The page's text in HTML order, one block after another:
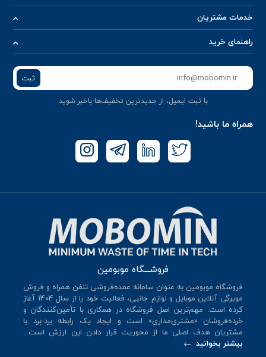
خدمات مشتریان
راهنمای خرید
ثبت
با ثبت ایمیل، از جدید‌ترین تخفیف‌ها با‌خبر شوید
همراه ما باشید!
فروشـــگاه موبومین
فروشگاه موبومین به عنوان سامانه عمده‌فروشی تلفن همراه و فروش
مویرگی آنلاین موبایل و لوازم جانبی، فعالیت خود را از سال 140۴ آغاز
کرده است. مهم‌ترین اصل فروشگاه در همکاری با تأمین‌کنندگان و
خرده‌فروشان «مشتری‌مداری» است و ایجاد یک رابطه برد-برد با
مشتریان هدف اصلی ما از محوریت قرار دادن این ارزش است...
بیشتر بخوانید